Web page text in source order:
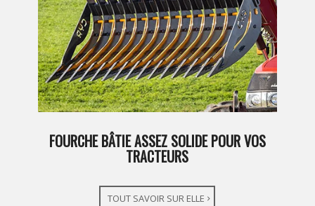
FOURCHE BÂTIE ASSEZ SOLIDE POUR VOS
TRACTEURS
TOUT SAVOIR SUR ELLE